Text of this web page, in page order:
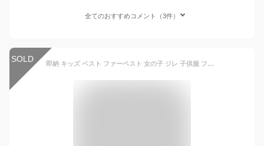
全てのおすすめコメント（3件）
SOLD 即納 キッズ ベスト ファーベスト 女の子 ジレ 子供服 ファーカーディガン 前開き フェイクファー 秋 冬 Vネック ノースリーブ 無地 厚手 暖かい ふわふわ もこもこ ジュニア 子ども 90cm 100cm 110cm 120cm 130cm